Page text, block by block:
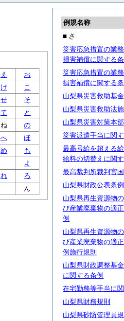
例規名称
■ さ
災害応急措置の業
損害補償に関する
災害応急措置の業
損害補償に関する
山梨県災害救助基
山梨県災害救助法
山梨県災害対策本
災害派遣手当に関
最高号給を超える
給料の切替えに関
最高裁判所裁判官
山梨県財政公表条例
山梨県再生資源物
び産業廃棄物の適
例
山梨県再生資源物
び産業廃棄物の適
例施行規則
山梨県財政調整基
に関する条例
在宅勤務等手当に
山梨県財務規則
山梨県砂防管理員
え
お
け
こ
せ
そ
て
と
ね
の
へ
ほ
め
も
よ
れ
ろ
ん